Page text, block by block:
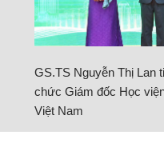
GS.TS Nguyễn Thị Lan
chức Giám đốc Học
Việt Nam